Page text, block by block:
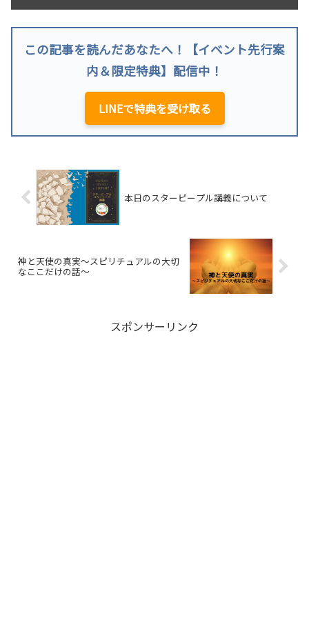
この記事を読んだあなたへ！【イベント先行案
内＆限定特典】配信中！
LINEで特典を受け取る
本日のスターピープル講義について
神と天使の真実～スピリチュアルの大切
なここだけの話～
スポンサーリンク